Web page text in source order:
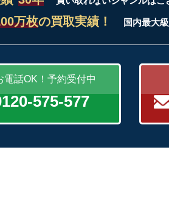
万枚の買取実績！ 国内最大
電話OK！予約受付中
575-577